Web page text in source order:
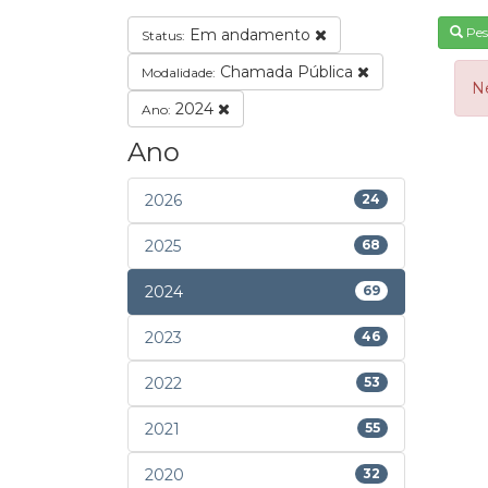
Status: Em andamento
Modalidade: Chamada Pública
Ano: 2024
Ano
2026 24
2025 68
2024 69
2023 46
2022 53
2021 55
2020 32